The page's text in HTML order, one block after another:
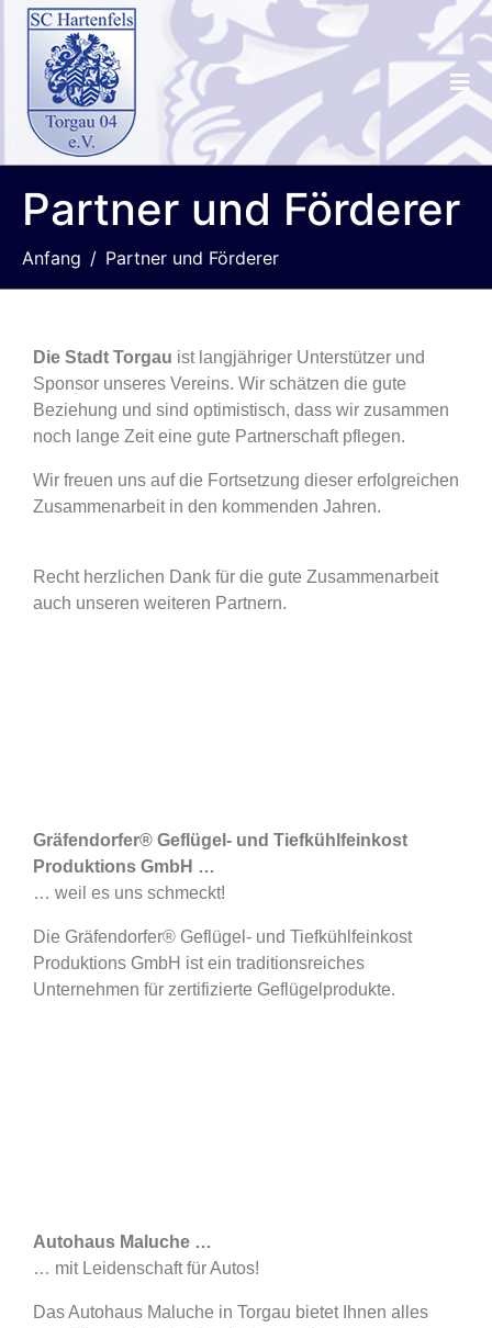
Partner und Förderer
Anfang Partner und Förderer
Die Stadt Torgau ist langjähriger Unterstützer und
Sponsor unseres Vereins. Wir schätzen die gute
Beziehung und sind optimistisch, dass wir zusammen
noch lange Zeit eine gute Partnerschaft pflegen.
Wir freuen uns auf die Fortsetzung dieser erfolgreichen
Zusammenarbeit in den kommenden Jahren.
Recht herzlichen Dank für die gute Zusammenarbeit
auch unseren weiteren Partnern.
Gräfendorfer® Geflügel- und Tiefkühlfeinkost
Produktions GmbH …
… weil es uns schmeckt!
Die Gräfendorfer® Geflügel- und Tiefkühlfeinkost
Produktions GmbH ist ein traditionsreiches
Unternehmen für zertifizierte Geflügelprodukte.
Autohaus Maluche …
… mit Leidenschaft für Autos!
Das Autohaus Maluche in Torgau bietet Ihnen alles